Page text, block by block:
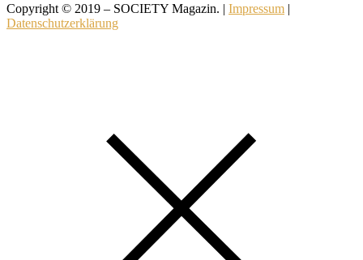
Copyright © 2019 – SOCIETY Magazin. | Impressum |
Datenschutzerklärung